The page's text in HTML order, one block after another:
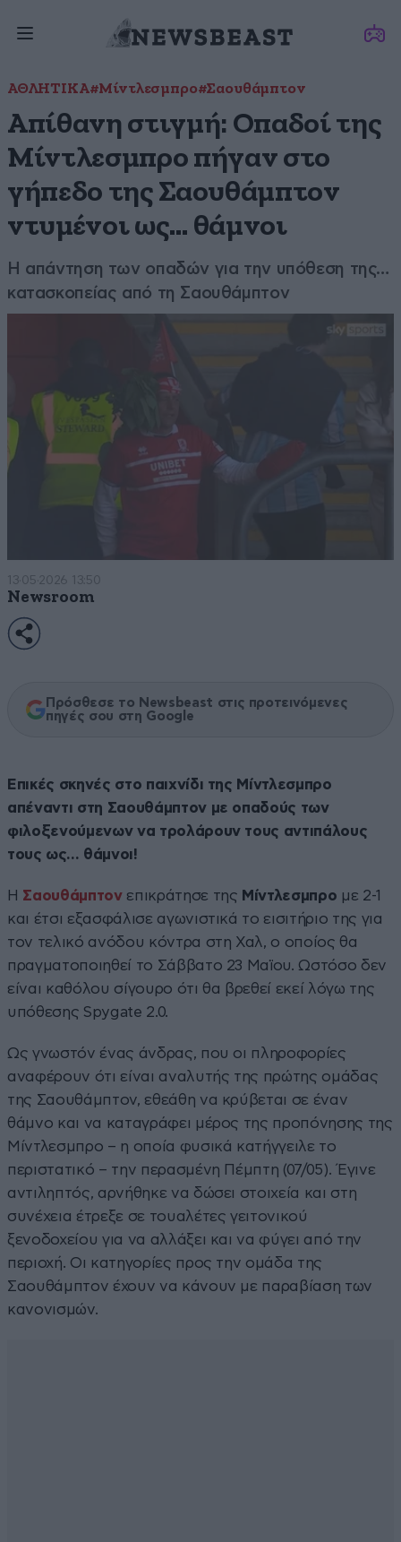
ΑΘΛΗΤΙΚΑ#Μίντλεσμπρο#Σαουθάμπτον
Απίθανη στιγμή: Οπαδοί της
Μίντλεσμπρο πήγαν στο
γήπεδο της Σαουθάμπτον
ντυμένοι ως… θάμνοι
Η απάντηση των οπαδών για την υπόθεση της…
κατασκοπείας από τη Σαουθάμπτον
13·05·2026 13:50
Newsroom
Πρόσθεσε το Newsbeast στις προτεινόμενες
πηγές σου στη Google
Επικές σκηνές στο παιχνίδι της Μίντλεσμπρο
απέναντι στη Σαουθάμπτον με οπαδούς των
φιλοξενούμενων να τρολάρουν τους αντιπάλους
τους ως… θάμνοι!
Η Σαουθάμπτον επικράτησε της Μίντλεσμπρο με 2-1
και έτσι εξασφάλισε αγωνιστικά το εισιτήριο της για
τον τελικό ανόδου κόντρα στη Χαλ, ο οποίος θα
πραγματοποιηθεί το Σάββατο 23 Μαϊου. Ωστόσο δεν
είναι καθόλου σίγουρο ότι θα βρεθεί εκεί λόγω της
υπόθεσης Spygate 2.0.
Ως γνωστόν ένας άνδρας, που οι πληροφορίες
αναφέρουν ότι είναι αναλυτής της πρώτης ομάδας
της Σαουθάμπτον, εθεάθη να κρύβεται σε έναν
θάμνο και να καταγράφει μέρος της προπόνησης της
Μίντλεσμπρο – η οποία φυσικά κατήγγειλε το
περιστατικό – την περασμένη Πέμπτη (07/05). Έγινε
αντιληπτός, αρνήθηκε να δώσει στοιχεία και στη
συνέχεια έτρεξε σε τουαλέτες γειτονικού
ξενοδοχείου για να αλλάξει και να φύγει από την
περιοχή. Οι κατηγορίες προς την ομάδα της
Σαουθάμπτον έχουν να κάνουν με παραβίαση των
κανονισμών.